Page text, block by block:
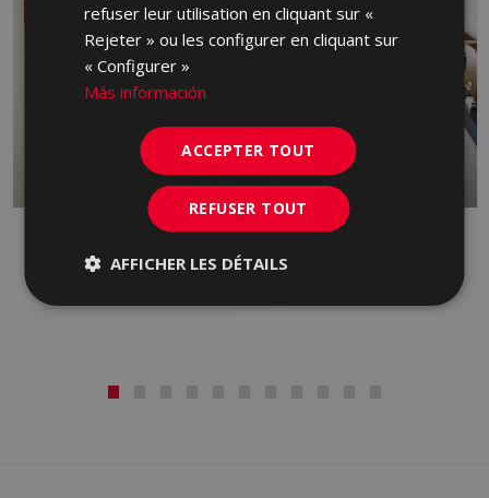
NOUVEAU
PASTURE ROUGE, GRÈS CÉRAME,
FRONT
GRÈS CÉRAME
refuser leur utilisation en cliquant sur «
Rejeter » ou les configurer en cliquant sur
« Configurer »
Más información
ACCEPTER TOUT
REFUSER TOUT
AFFICHER LES DÉTAILS